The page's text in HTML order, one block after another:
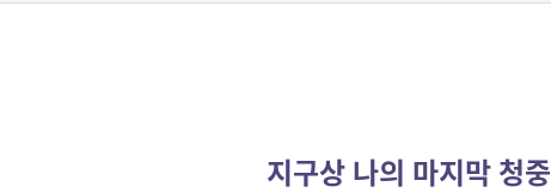
지구상 나의 마지막 청중